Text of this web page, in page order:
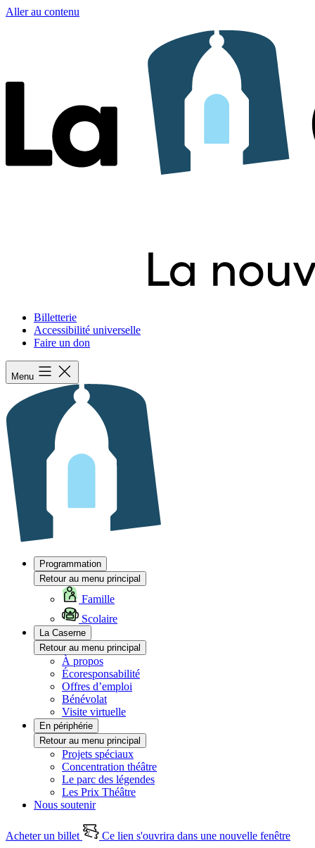
Aller au contenu
Billetterie
Accessibilité universelle
Faire un don
Menu
Programmation
Retour au menu principal
Famille
Scolaire
La Caserne
Retour au menu principal
À propos
Écoresponsabilité
Offres d’emploi
Bénévolat
Visite virtuelle
En périphérie
Retour au menu principal
Projets spéciaux
Concentration théâtre
Le parc des légendes
Les Prix Théâtre
Nous soutenir
Acheter un billet
Ce lien s'ouvrira dans une nouvelle fenêtre